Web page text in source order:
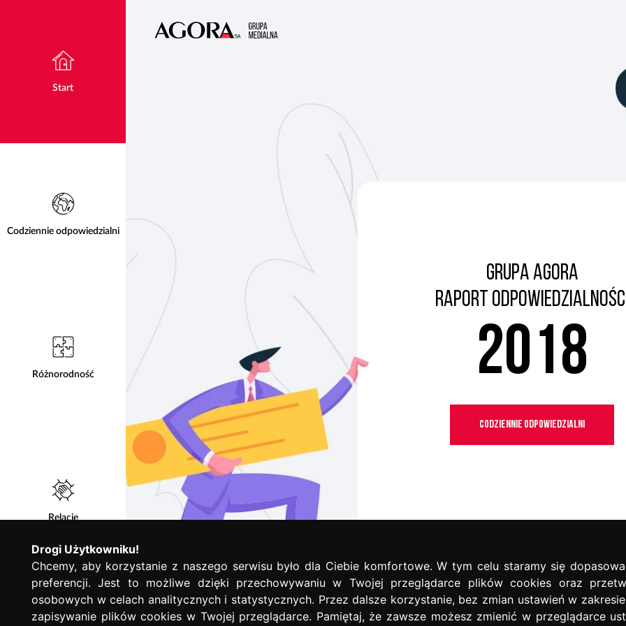
Start
Codziennie odpowiedzialni
Różnorodność
Relacje
GRUPA AGORA
RAPORT
2018
CODZIENNIE ODPOWIEDZIALNI
Drogi Użytkowniku!
Chcemy, aby korzystanie z naszego serwisu było dla Ciebie komfortowe. W tym celu staramy się
preferencji. Jest to możliwe dzięki przechowywaniu w Twojej przeglądarce plików cookies oraz
osobowych w celach analitycznych i statystycznych. Przez dalsze korzystanie, bez zmian ustawień w
zapisywanie plików cookies w Twojej przeglądarce. Pamiętaj, że zawsze możesz zmienić w przeglądarce